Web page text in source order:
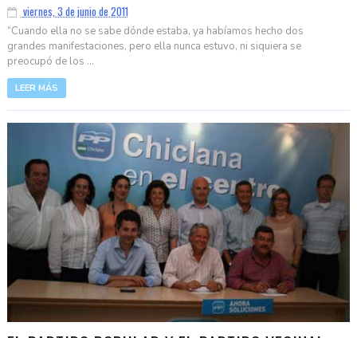
viernes, 3 de junio de 2011
“Cuando ella no se sabe dónde estaba, ya habíamos hecho dos
grandes manifestaciones, pero ella nunca estuvo, ni siquiera se
preocupó de los ...
LEER MÁS